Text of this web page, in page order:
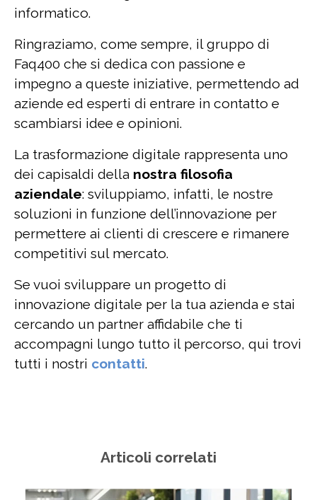
informatico.
Ringraziamo, come sempre, il gruppo di
Faq400 che si dedica con passione e
impegno a queste iniziative, permettendo ad
aziende ed esperti di entrare in contatto e
scambiarsi idee e opinioni.
La trasformazione digitale rappresenta uno
dei capisaldi della nostra filosofia
aziendale: sviluppiamo, infatti, le nostre
soluzioni in funzione dell’innovazione per
permettere ai clienti di crescere e rimanere
competitivi sul mercato.
Se vuoi sviluppare un progetto di
innovazione digitale per la tua azienda e stai
cercando un partner affidabile che ti
accompagni lungo tutto il percorso, qui trovi
tutti i nostri contatti.
Articoli correlati